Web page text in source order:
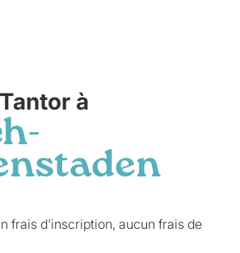
à
frais d'inscription, aucun frais de